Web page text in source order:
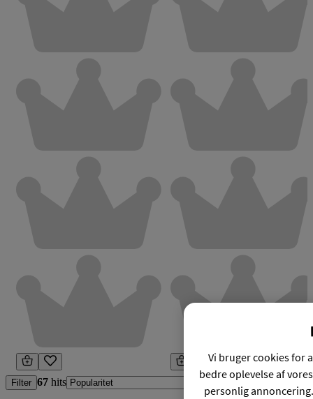
Filter 67 hits
Vi bruger cookies for
bedre oplevelse af
personlig